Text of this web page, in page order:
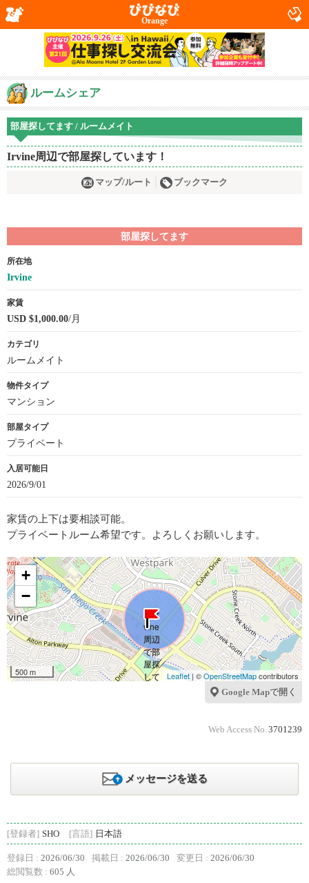
Orange
ルームシェア
部屋探してます / ルームメイト
Irvine周辺で部屋探しています！
マップ/ルート ブックマーク
部屋探してます
所在地
Irvine
家賃
USD $1,000.00/月
カテゴリ
ルームメイト
物件タイプ
マンション
部屋タイプ
プライベート
入居可能日
2026/9/01
家賃の上下は要相談可能。
プライベートルーム希望です。よろしくお願いします。
+
−
500 m Leaflet| ©OpenStreetMapcontributors
Google Mapで開く
Web Access No. 3701239
メッセージを送る
[登録者] SHO [言語] 日本語
登録日 : 2026/06/30 掲載日 : 2026/06/30 変更日 : 2026/06/30
総閲覧数 : 605 人